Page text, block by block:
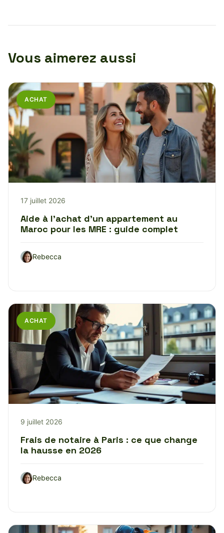
Vous aimerez aussi
ACHAT
17 juillet 2026
Aide à l’achat d’un appartement au
Maroc pour les MRE : guide complet
Rebecca
ACHAT
9 juillet 2026
Frais de notaire à Paris : ce que change
la hausse en 2026
Rebecca